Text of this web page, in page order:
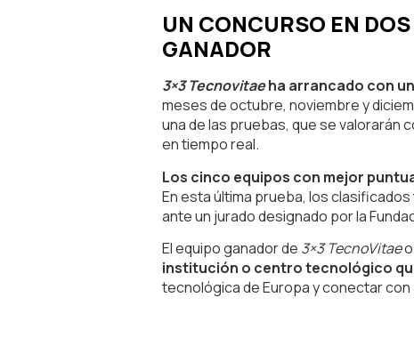
UN CONCURSO EN
GANADOR
3×3 Tecnovitaeha arrancado con
meses de octubre, noviembre y
una de las pruebas, que se valorarán
en tiempo real.
Los cinco equipos con mejor
En esta última prueba, los
ante un jurado designado por la
El equipo ganador de 3×3 TecnoVitae
institución o centro tecnológico
tecnológica de Europa y conectar